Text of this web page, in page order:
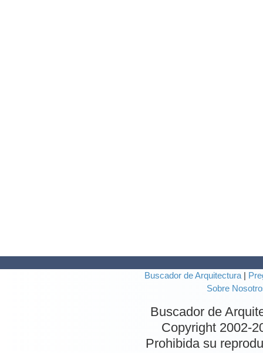
Buscador de Arquitectura
Sobre
Buscador de
Copyright 2002-
Prohibida su